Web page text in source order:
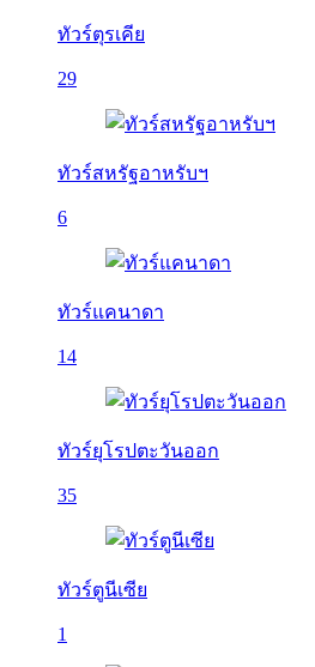
ทัวร์ตุรเคีย
29
ทัวร์สหรัฐอาหรับฯ
6
ทัวร์แคนาดา
14
ทัวร์ยุโรปตะวันออก
35
ทัวร์ตูนีเซีย
1